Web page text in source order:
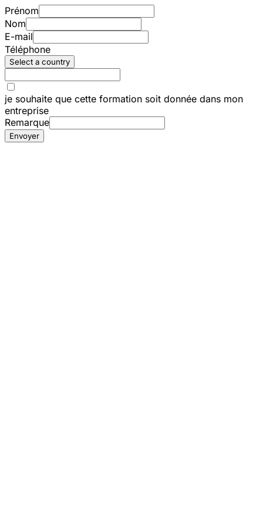
Prénom
Nom
E-mail
Téléphone
Select a country
je souhaite que cette formation soit donnée dans mon
entreprise
Remarque
Envoyer